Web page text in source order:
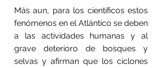
Más aun, para los científicos estos
fenómenos en el Atlántico se deben
a las actividades humanas y al
grave deterioro de bosques y
selvas y afirman que los ciclones